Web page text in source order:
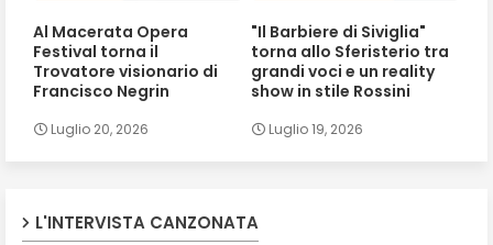
Al Macerata Opera
Festival torna il
Trovatore visionario di
Francisco Negrin
Luglio 20, 2026
"Il Barbiere di Siviglia"
torna allo Sferisterio tra
grandi voci e un reality
show in stile Rossini
Luglio 19, 2026
L'INTERVISTA CANZONATA